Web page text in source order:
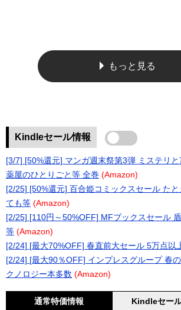
もっと見る
Kindleセール情報
[3/7] [50%還元] マンガ週末祭第3弾 ミステリ
薬屋のひとりごと等 全巻 (Amazon)
[2/25] [50%還元] 百合姫コミックスセール た
ても等 (Amazon)
[2/25] [110円～50%OFF] MFブックスセール
等 (Amazon)
[2/24] [最大70%OFF] 春直前大セール 5万点以
[2/24] [最大90％OFF] インプレスグループ 春
クノロジー本多数 (Amazon)
通常特価情報 Kindleセー